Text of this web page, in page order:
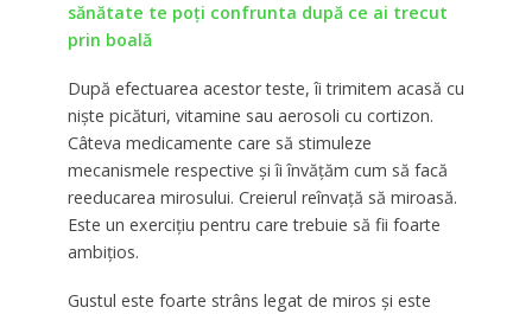
sănătate te poți confrunta după ce ai trecut
prin boală
După efectuarea acestor teste, îi trimitem acasă cu
nişte picături, vitamine sau aerosoli cu cortizon.
Câteva medicamente care să stimuleze
mecanismele respective şi îi învăţăm cum să facă
reeducarea mirosului. Creierul reînvaţă să miroasă.
Este un exerciţiu pentru care trebuie să fii foarte
ambiţios.
Gustul este foarte strâns legat de miros şi este